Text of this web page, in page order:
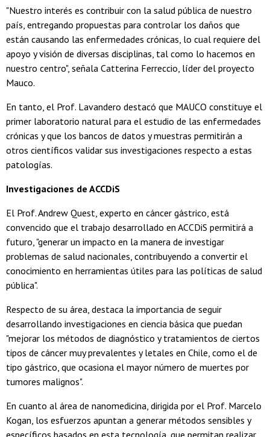
"Nuestro interés es contribuir con la salud pública de nuestro
país, entregando propuestas para controlar los daños que
están causando las enfermedades crónicas, lo cual requiere del
apoyo y visión de diversas disciplinas, tal como lo hacemos en
nuestro centro", señala Catterina Ferreccio, líder del proyecto
Mauco.
En tanto, el Prof. Lavandero destacó que MAUCO constituye el
primer laboratorio natural para el estudio de las enfermedades
crónicas y que los bancos de datos y muestras permitirán a
otros científicos validar sus investigaciones respecto a estas
patologías.
Investigaciones de ACCDiS
El Prof. Andrew Quest, experto en cáncer gástrico, está
convencido que el trabajo desarrollado en ACCDiS permitirá a
futuro, "generar un impacto en la manera de investigar
problemas de salud nacionales, contribuyendo a convertir el
conocimiento en herramientas útiles para las políticas de salud
pública".
Respecto de su área, destaca la importancia de seguir
desarrollando investigaciones en ciencia básica que puedan
"mejorar los métodos de diagnóstico y tratamientos de ciertos
tipos de cáncer muy prevalentes y letales en Chile, como el de
tipo gástrico, que ocasiona el mayor número de muertes por
tumores malignos".
En cuanto al área de nanomedicina, dirigida por el Prof. Marcelo
Kogan, los esfuerzos apuntan a generar métodos sensibles y